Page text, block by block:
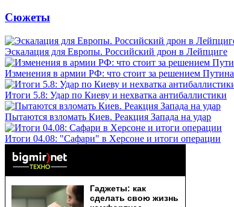
Сюжеты
Эскалация для Европы. Российский дрон в Лейпциге
Изменения в армии РФ: что стоит за решением Путина
Итоги 5.8: Удар по Киеву и нехватка антибаллистики
Пытаются взломать Киев. Реакция Запада на удар
Итоги 04.08: "Сафари" в Херсоне и итоги операции